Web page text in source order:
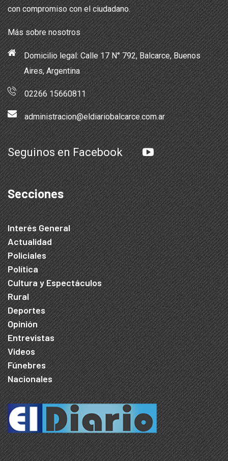
con compromiso con el ciudadano.
Más sobre nosotros
Domicilio legal: Calle 17 N° 792, Balcarce, Buenos
Aires, Argentina
02266 15660811
administracion@eldiariobalcarce.com.ar
Seguinos en Facebook
Secciones
Interés General
Actualidad
Policiales
Política
Cultura y Espectáculos
Rural
Deportes
Opinión
Entrevistas
Videos
Fúnebres
Nacionales